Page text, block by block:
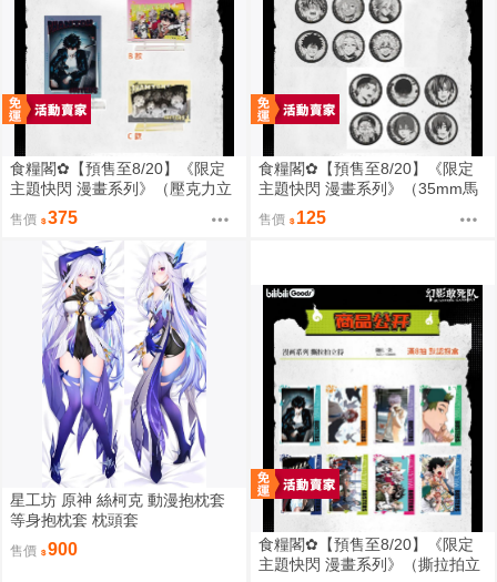
食糧閣✿【預售至8/20】《限定
主題快閃 漫畫系列》（壓克力立
牌）惡靈剋星／幻影敢死隊／主
題快閃／宍喰野虎落／是岸遊人
／觀崎薰／多聞康太郎／壹宮昊
售價 375
食糧閣✿【預售至8/20】《限定
主題快閃 漫畫系列》（35mm馬
口鐵徽章）惡靈剋星／幻影敢死
隊／主題快閃／宍喰野虎落／是
售價 125
星工坊 原神 絲柯克 動漫抱枕套
等身抱枕套 枕頭套
售價 900
食糧閣✿【預售至8/20】《限定
主題快閃 漫畫系列》（撕拉拍立